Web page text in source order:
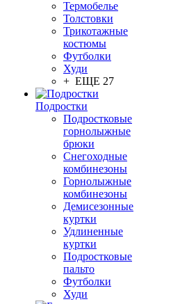
Термобелье
Толстовки
Трикотажные
костюмы
Футболки
Худи
+ ЕЩЕ 27
Подростки
Подростковые
горнолыжные
брюки
Снегоходные
комбинезоны
Горнолыжные
комбинезоны
Демисезонные
куртки
Удлиненные
куртки
Подростковые
пальто
Футболки
Худи